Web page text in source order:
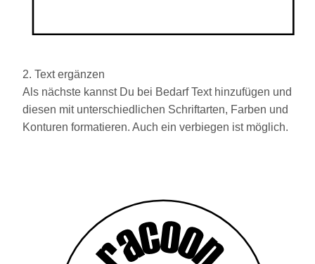
2. Text ergänzen
Als nächste kannst Du bei Bedarf Text hinzufügen und
diesen mit unterschiedlichen Schriftarten, Farben und
Konturen formatieren. Auch ein verbiegen ist möglich.